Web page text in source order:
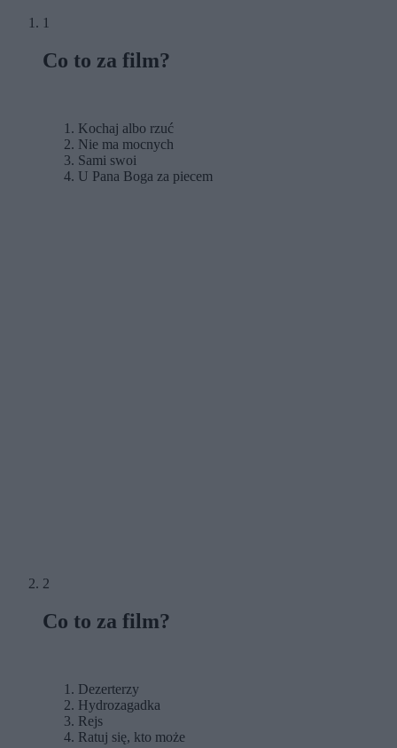
1
Co to za film?
Kochaj albo rzuć
Nie ma mocnych
Sami swoi
U Pana Boga za piecem
2
Co to za film?
Dezerterzy
Hydrozagadka
Rejs
Ratuj się, kto może